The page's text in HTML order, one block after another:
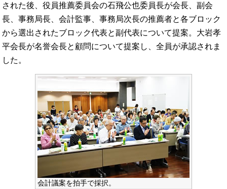
された後、役員推薦委員会の石飛公也委員長が会長、副会
長、事務局長、会計監事、事務局次長の推薦者と各ブロック
から選出されたブロック代表と副代表について提案。大岩孝
平会長が名誉会長と顧問について提案し、全員が承認されま
した。
会計議案を拍手で採択。